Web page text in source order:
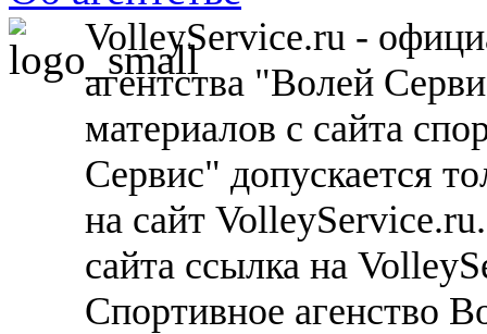
VolleyService.ru -
агентства "Волей
материалов с сайта
Сервис" допускается
на сайт
сайта ссылка на
Спортивное агенство